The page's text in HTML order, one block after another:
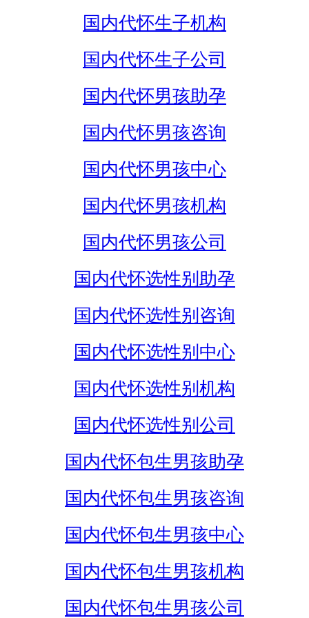
国内代怀生子机构
国内代怀生子公司
国内代怀男孩助孕
国内代怀男孩咨询
国内代怀男孩中心
国内代怀男孩机构
国内代怀男孩公司
国内代怀选性别助孕
国内代怀选性别咨询
国内代怀选性别中心
国内代怀选性别机构
国内代怀选性别公司
国内代怀包生男孩助孕
国内代怀包生男孩咨询
国内代怀包生男孩中心
国内代怀包生男孩机构
国内代怀包生男孩公司